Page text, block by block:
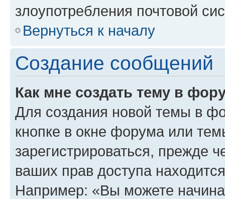
злоупотребления почтовой
Вернуться к началу
Создание сообщений
Как мне создать тему в
Для создания новой темы в
кнопке в окне форума или
зарегистрироваться, прежде
ваших прав доступа
Например: «Вы можете